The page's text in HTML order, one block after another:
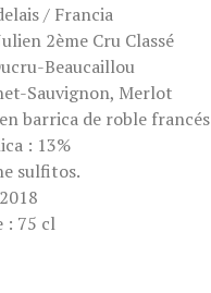
/ Francia
2ème Cru Classé
Beaucaillou
Sauvignon, Merlot
barrica de roble francés
: 13%
sulfitos.
: 75 cl